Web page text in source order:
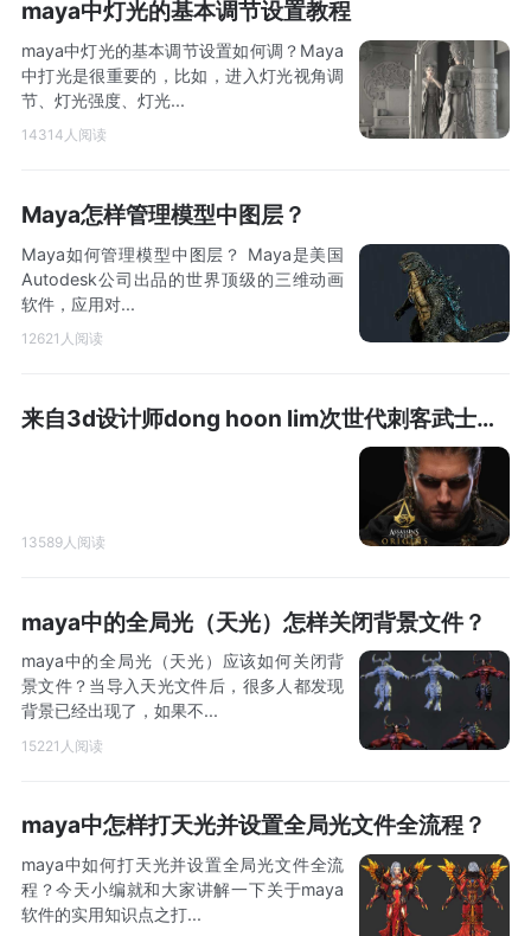
maya中灯光的基本调节设置教程
maya中灯光的基本调节设置如何调？Maya
中打光是很重要的，比如，进入灯光视角调
节、灯光强度、灯光...
14314人阅读
Maya怎样管理模型中图层？
Maya如何管理模型中图层？ Maya是美国
Autodesk公司出品的世界顶级的三维动画
软件，应用对...
12621人阅读
来自3d设计师dong hoon lim次世代刺客武士男性角色创作
13589人阅读
maya中的全局光（天光）怎样关闭背景文件？
maya中的全局光（天光）应该如何关闭背
景文件？当导入天光文件后，很多人都发现
背景已经出现了，如果不...
15221人阅读
maya中怎样打天光并设置全局光文件全流程？
maya中如何打天光并设置全局光文件全流
程？今天小编就和大家讲解一下关于maya
软件的实用知识点之打...